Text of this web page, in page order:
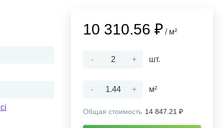
10 310.56 ₽ / м²
- + шт.
- + м²
Общая стоимость 14 847.21 ₽